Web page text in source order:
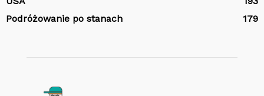
Podróżowanie po stanach
179